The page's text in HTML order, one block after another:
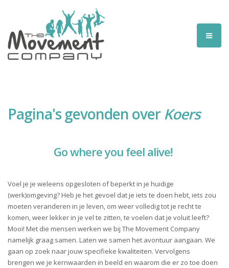
Pagina's gevonden overKoers
Go where you feel alive!
Voel je je weleens opgesloten of beperkt in je huidige
(werk)omgeving? Heb je het gevoel dat je iets te doen hebt, iets zou
moeten veranderen in je leven, om weer volledig tot je recht te
komen, weer lekker in je vel te zitten, te voelen dat je voluit leeft?
Mooi! Met die mensen werken we bij The Movement Company
namelijk graag samen. Laten we samen het avontuur aangaan. We
gaan op zoek naar jouw specifieke kwaliteiten. Vervolgens
brengen we je kernwaarden in beeld en waarom die er zo toe doen